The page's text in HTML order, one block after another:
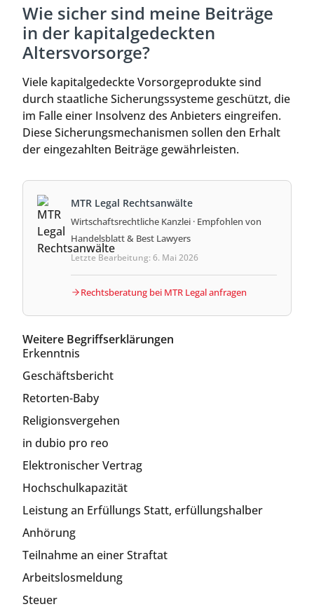
Wie sicher sind meine Beiträge
in der kapitalgedeckten
Altersvorsorge?
Viele kapitalgedeckte Vorsorgeprodukte sind
durch staatliche Sicherungssysteme geschützt, die
im Falle einer Insolvenz des Anbieters eingreifen.
Diese Sicherungsmechanismen sollen den Erhalt
der eingezahlten Beiträge gewährleisten.
MTR Legal Rechtsanwälte
Wirtschaftsrechtliche Kanzlei · Empfohlen von
Handelsblatt & Best Lawyers
Letzte Bearbeitung: 6. Mai 2026
Rechtsberatung bei MTR Legal anfragen
Weitere Begriffserklärungen
Erkenntnis
Geschäftsbericht
Retorten-Baby
Religionsvergehen
in dubio pro reo
Elektronischer Vertrag
Hochschulkapazität
Leistung an Erfüllungs Statt, erfüllungshalber
Anhörung
Teilnahme an einer Straftat
Arbeitslosmeldung
Steuer